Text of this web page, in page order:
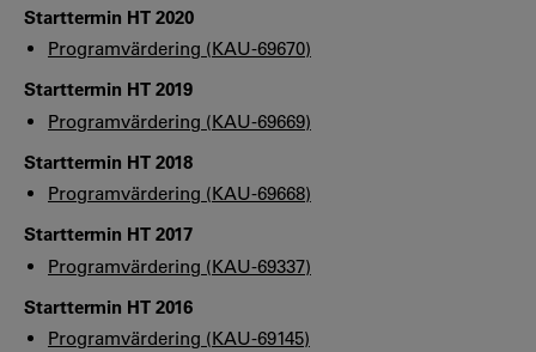
Starttermin HT 2020
Programvärdering (KAU-69670)
Starttermin HT 2019
Programvärdering (KAU-69669)
Starttermin HT 2018
Programvärdering (KAU-69668)
Starttermin HT 2017
Programvärdering (KAU-69337)
Starttermin HT 2016
Programvärdering (KAU-69145)